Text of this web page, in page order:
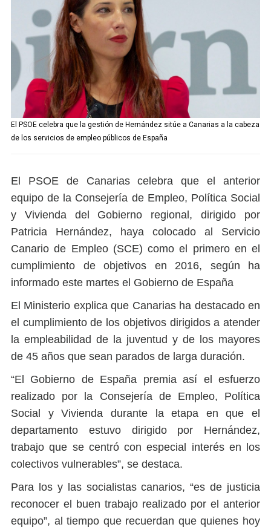
El PSOE celebra que la gestión de Hernández sitúe a Canarias a la cabeza
de los servicios de empleo públicos de España
El PSOE de Canarias celebra que el anterior
equipo de la Consejería de Empleo, Política Social
y Vivienda del Gobierno regional, dirigido por
Patricia Hernández, haya colocado al Servicio
Canario de Empleo (SCE) como el primero en el
cumplimiento de objetivos en 2016, según ha
informado este martes el Gobierno de España
El Ministerio explica que Canarias ha destacado en
el cumplimiento de los objetivos dirigidos a atender
la empleabilidad de la juventud y de los mayores
de 45 años que sean parados de larga duración.
“El Gobierno de España premia así el esfuerzo
realizado por la Consejería de Empleo, Política
Social y Vivienda durante la etapa en que el
departamento estuvo dirigido por Hernández,
trabajo que se centró con especial interés en los
colectivos vulnerables”, se destaca.
Para los y las socialistas canarios, “es de justicia
reconocer el buen trabajo realizado por el anterior
equipo”, al tiempo que recuerdan que quienes hoy